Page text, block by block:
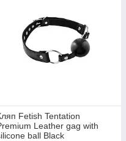
Fetish Tentation
Leather gag with
ball Black